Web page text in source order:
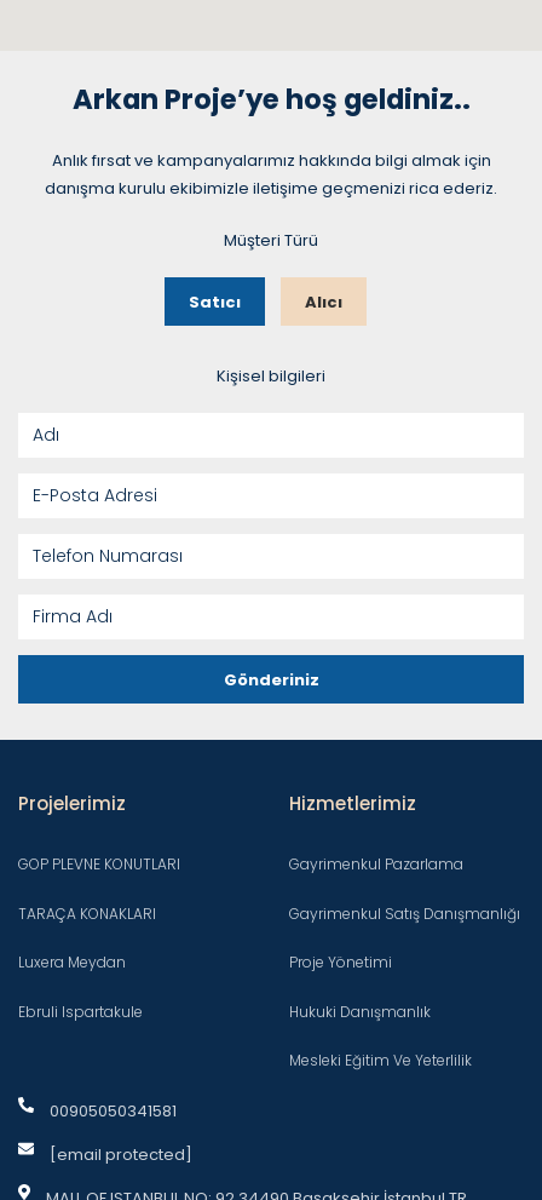
Arkan Proje’ye hoş geldiniz..
Anlık fırsat ve kampanyalarımız hakkında bilgi almak için
danışma kurulu ekibimizle iletişime geçmenizi rica ederiz.
Müşteri Türü
Satıcı Alıcı
Kişisel bilgileri
Gönderiniz
00905050341581
[email protected]
Projelerimiz
GOP PLEVNE KONUTLARI
TARAÇA KONAKLARI
Luxera Meydan
Ebruli Ispartakule
Hizmetlerimiz
Gayrimenkul Pazarlama
Gayrimenkul Satış Danışmanlığı
Proje Yönetimi
Hukuki Danışmanlık
Mesleki Eğitim Ve Yeterlilik